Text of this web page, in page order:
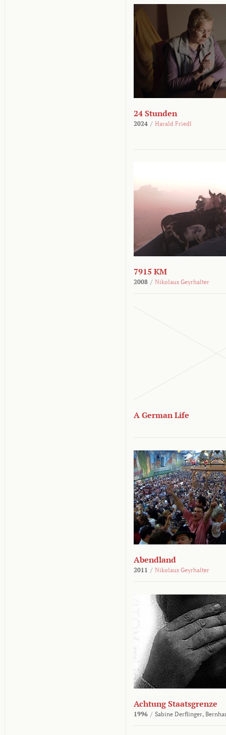
24 Stunden
2024 / Harald Friedl
7915 KM
2008 / Nikolaus Geyrhalter
A German Life
Abendland
2011 / Nikolaus Geyrhalter
Achtung Staatsgrenze
1996 / Sabine Derflinger,